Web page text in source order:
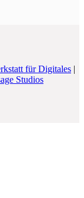
für Digitales |
Studios